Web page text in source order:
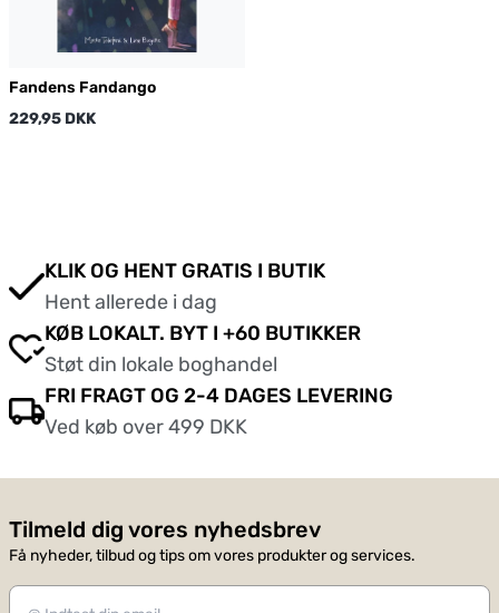
Fandens Fandango
229,95 DKK
KLIK OG HENT GRATIS I BUTIK
Hent allerede i dag
KØB LOKALT. BYT I +60 BUTIKKER
Støt din lokale boghandel
FRI FRAGT OG 2-4 DAGES LEVERING
Ved køb over 499 DKK
Tilmeld dig vores nyhedsbrev
Få nyheder, tilbud og tips om vores produkter og services.